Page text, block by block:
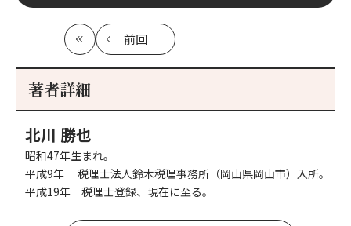
最
初
前回
記
著者詳細
北川 勝也
昭和47年生まれ。
平成9年 税理士法人鈴木税理事務所（岡山県岡山市）入所。
平成19年 税理士登録、現在に至る。